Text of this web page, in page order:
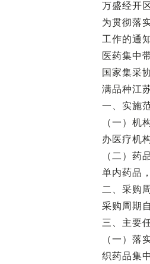
万盛经开
为贯彻落
工作的通
医药集中
国家集采
满品种江
一、实施
（一）机
办医疗机
（二）药
单内药品
二、采购
采购周期
三、主要
（一）落
织药品集